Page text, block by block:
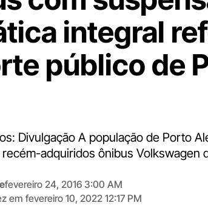
integral
público de
Divulgação A população de Porto
adquiridos ônibus Volkswagen
fevereiro 24, 2016 3:00 AM
em fevereiro 10, 2022 12:17 PM